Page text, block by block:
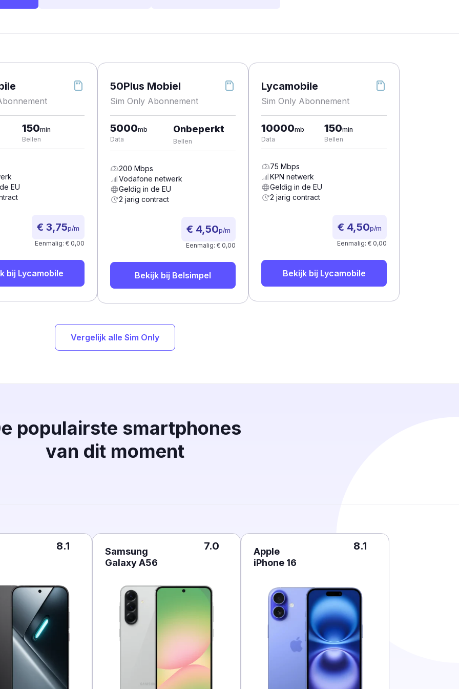
150min
Bellen
EU
€ 3,75p/m
Eenmalig: € 0,00
bij Lycamobile
50Plus Mobiel
Sim Only Abonnement
5000mb
Data
Onbeperkt
Bellen
200 Mbps
Vodafone netwerk
Geldig in de EU
2 jarig contract
€ 4,50p/m
Eenmalig: € 0,00
Bekijk bij Belsimpel
Lycamobile
Sim Only Abonnement
10000mb
Data
150min
Bellen
75 Mbps
KPN netwerk
Geldig in de EU
2 jarig contract
€ 4,50p/m
Eenmalig: € 0,00
Bekijk bij Lycamobile
Vergelijk alle Sim Only
populairste smartphones
van dit moment
8.1
Samsung
Galaxy A56
7.0
Apple
iPhone 16
8.1